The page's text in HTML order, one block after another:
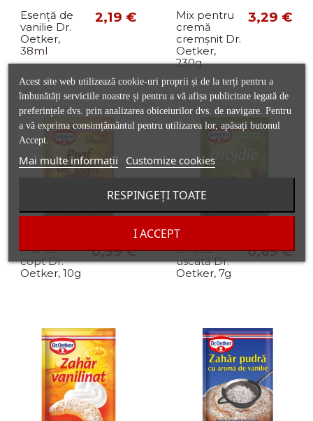
Esență de
vanilie Dr.
Oetker,
38ml
2,19 €
Mix pentru
cremă
cremșnit Dr.
Oetker,
230g
3,29 €
Praf de
copt Dr.
Oetker, 10g
0,39 €
Drojdie
uscată Dr.
Oetker, 7g
0,69 €
Acest site web utilizează cookie-uri proprii și de la terți pentru a
îmbunătăți serviciile noastre și pentru a vă afișa publicitate legată de
preferințele dvs. prin analizarea obiceiurilor dvs. de navigare. Pentru
a vă exprima consimțământul pentru utilizarea lor, apăsați butonul
Accept.
Mai multe informații Customize cookies
RESPINGEȚI TOATE
I ACCEPT